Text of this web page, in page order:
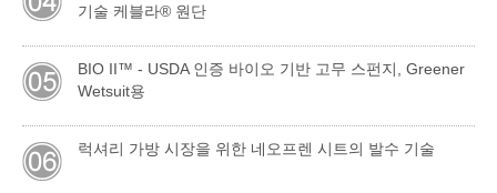
기술 케블라® 원단
BIO II™ - USDA 인증 바이오 기반 고무 스펀지, Greener
Wetsuit용
럭셔리 가방 시장을 위한 네오프렌 시트의 발수 기술